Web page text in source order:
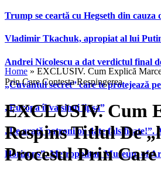
Trump se ceartă cu Hegseth din cauza
Vladimir Tkachuk, apropiat al lui Putin
Andrei Nicolescu a dat verdictul final
„Cuvântul secret” care te protejează
„Europa îi va simți lipsa”
„Le arată patronilor date falsificate!”.
Horizons”. Metropolitan Museum of
Home » EXCLUSIV. Cum Explică
Prin Care Contesta Respingerea
EXCLUSIV. Cum
Respins Titlul De
Procesul Prin Care